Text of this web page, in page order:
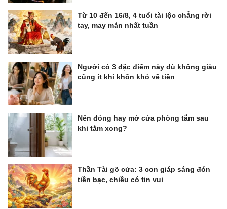
Từ 10 đến 16/8, 4 tuổi tài lộc chẳng rời
tay, may mắn nhất tuần
Người có 3 đặc điểm này dù không giàu
cũng ít khi khốn khó về tiền
Nên đóng hay mở cửa phòng tắm sau
khi tắm xong?
Thần Tài gõ cửa: 3 con giáp sáng đón
tiền bạc, chiều có tin vui